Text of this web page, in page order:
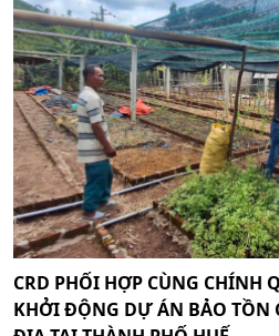
CRD PHỐI HỢP CÙNG CHÍNH
KHỞI ĐỘNG DỰ ÁN BẢO TỒN